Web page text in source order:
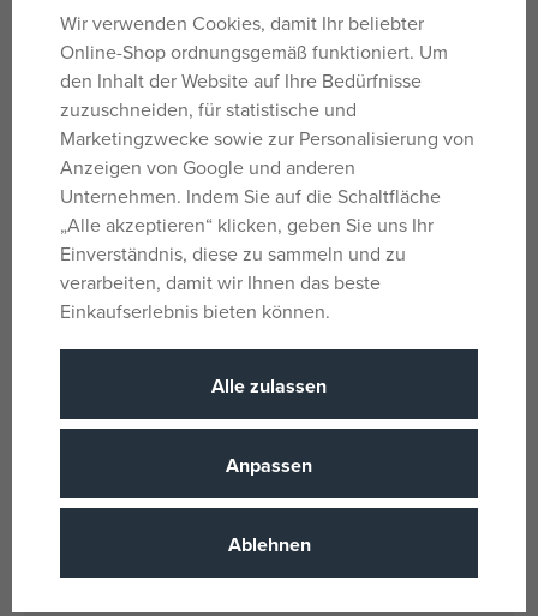
Moment der Ruhe genießen – diese Tasse wird Ihnen
immer ein Lächeln ins Gesicht zaubern.
Volumen: 300 ml
Material: Keramik
Hersteller: Nordic Houseware Group A/S, Knud Hojgaards
Vej 2, 2860 Soborg, Dänemark, customersupport@nh-
g.com
Parameter
Geschlecht
und Jungen
Material Keramik
Wir verwenden Cookies, damit Ihr beliebter
Online-Shop ordnungsgemäß funktioniert. Um
den Inhalt der Website auf Ihre Bedürfnisse
zuzuschneiden, für statistische und
Marketingzwecke sowie zur Personalisierung von
Anzeigen von Google und anderen
Unternehmen. Indem Sie auf die Schaltfläche
„Alle akzeptieren“ klicken, geben Sie uns Ihr
Einverständnis, diese zu sammeln und zu
verarbeiten, damit wir Ihnen das beste
Einkaufserlebnis bieten können.
Alle zulassen
Anpassen
Ablehnen